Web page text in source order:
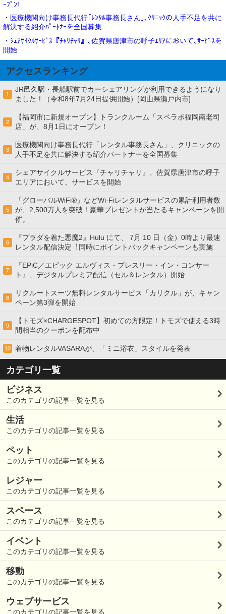
ｰﾌﾟﾝ!
・医療機関向け事務長代行｢ﾚﾝﾀﾙ事務長さん｣､ｸﾘﾆｯｸの人手不足を共に
解決する紹介ﾊﾟｰﾄﾅｰを全国募集
・ｼｪｱｻｲｸﾙｻｰﾋﾞｽ『ﾁｬﾘﾁｬﾘ』､佐賀県唐津市の呼子ｴﾘｱにおいて､ｻｰﾋﾞｽを
開始
アクセスランキング
1
JR邑久駅・長船駅前でカーシェアリングが利用できるようになり
ました！（令和8年7月24日提供開始）[岡山県瀬戸内市]
2
【福岡市に新規オープン】トランクルーム「スペラボ福岡南老司
店」が、8月1日にオープン！
3
医療機関向け事務長代行「レンタル事務長さん」、クリニックの
人手不足を共に解決する紹介パートナーを全国募集
4
シェアサイクルサービス『チャリチャリ』、佐賀県唐津市の呼子
エリアにおいて、サービスを開始
5
「グローバルWiFi®」などWi-Fiレンタルサービスの累計利用者数
が、2,500万人を突破！豪華プレゼントが当たるキャンペーンを開
催。
6
『プラダを着た悪魔2』Hulu にて、 7⽉ 10 ⽇（金）0時より最速
レンタル配信決定︕同時にポイントバックキャンペーンも実施
7
『EPiC／エピック エルヴィス・プレスリー・イン・コンサー
ト』、デジタルプレミア配信（セル＆レンタル）開始
8
リクルートスーツ無料レンタルサービス「カリクル」が、キャン
ペーン第3弾を開始
9
【トモズ×CHARGESPOT】初めての方限定！トモズで使える3時
間相当のクーポンを配布中
10 着物レンタルVASARAが、「ミニ浴衣」スタイルを発表
カテゴリ一覧
ビジネス
このカテゴリの記事一覧を見る
生活
このカテゴリの記事一覧を見る
ペット
このカテゴリの記事一覧を見る
レジャー
このカテゴリの記事一覧を見る
スペース
このカテゴリの記事一覧を見る
イベント
このカテゴリの記事一覧を見る
移動
このカテゴリの記事一覧を見る
ウェブサービス
このカテゴリの記事一覧を見る